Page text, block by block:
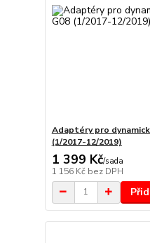
Adaptéry pro
(1/2017-12/2019)
1 399 Kč/sada
1 156 Kč bez DPH